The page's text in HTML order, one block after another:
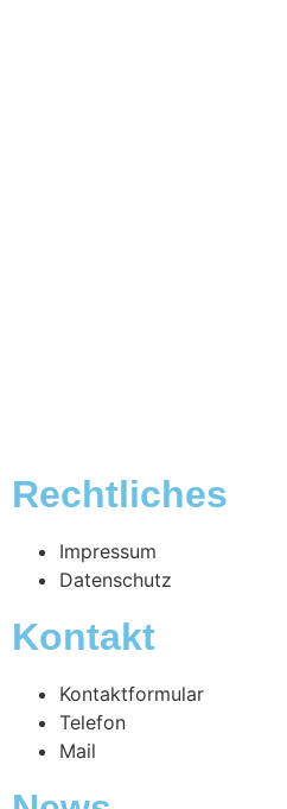
Rechtliches
Impressum
Datenschutz
Kontakt
Kontaktformular
Telefon
Mail